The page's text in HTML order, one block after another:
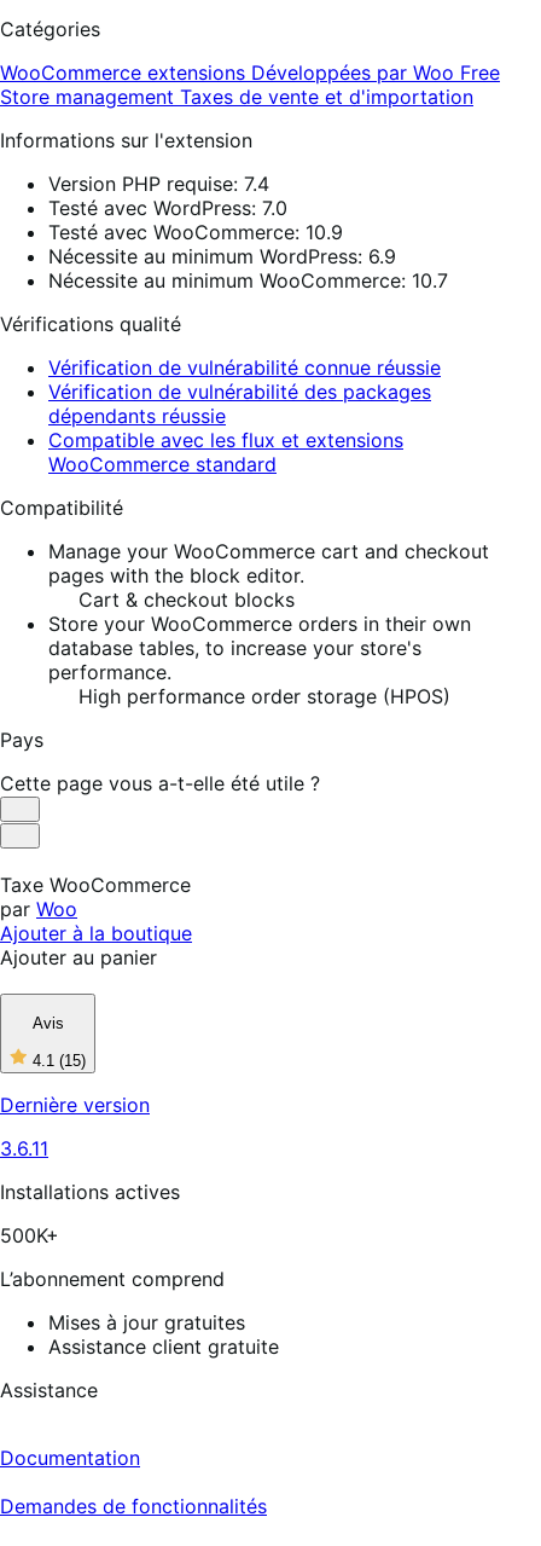
Catégories
WooCommerce extensions Développées par Woo Free
Store management Taxes de vente et d'importation
Informations sur l'extension
Version PHP requise: 7.4
Testé avec WordPress: 7.0
Testé avec WooCommerce: 10.9
Nécessite au minimum WordPress: 6.9
Nécessite au minimum WooCommerce: 10.7
Vérifications qualité
Vérification de vulnérabilité connue réussie
Vérification de vulnérabilité des packages
dépendants réussie
Compatible avec les flux et extensions
WooCommerce standard
Compatibilité
Manage your WooCommerce cart and checkout
pages with the block editor.
Cart & checkout blocks
Store your WooCommerce orders in their own
database tables, to increase your store's
performance.
High performance order storage (HPOS)
Pays
Cette page vous a-t-elle été utile ?
Utile
Pas
Taxe WooCommerce
par Woo
Ajouter à la boutique
Ajouter au panier
Avis
4.1 (15)
4
étoiles
sur
Dernière version
3.6.11
Installations actives
500K+
L’abonnement comprend
Mises à jour gratuites
Assistance client gratuite
Assistance
Documentation
Demandes de fonctionnalités